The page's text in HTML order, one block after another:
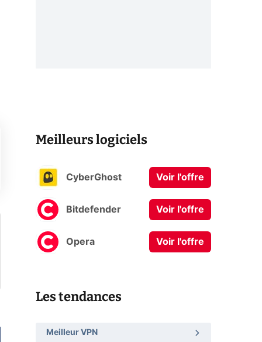
Meilleurs logiciels
CyberGhost Voir l'offre
Bitdefender Voir l'offre
Opera Voir l'offre
Les tendances
Meilleur VPN